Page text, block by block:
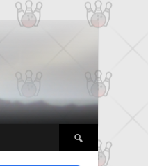
Suchen
nach: